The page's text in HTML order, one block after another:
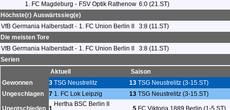
1. FC Magdeburg - FSV Optik Rathenow 6:0 (21.ST)
Höchste(r) Auswärtssieg(e)
VfB Germania Halberstadt - 1. FC Union Berlin II
3:8 (11.ST)
Die meisten Tore
VfB Germania Halberstadt - 1. FC Union Berlin II
3:8 (11.ST)
Serien
Aktuell
Saison
Gewonnen
3 TSG Neustrelitz 13 TSG Neustrelitz (3-15.ST)
Ungeschlagen
7 1. FC Lok Leipzig 13 TSG Neustrelitz (3-15.ST)
Hertha BSC Berlin II